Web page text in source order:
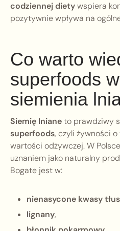
codziennej dietywspiera
pozytywnie wpływa na
Co warto
superfoods
siemienia
Siemię lnianeto prawdziwy
superfoods, czyli żywności
wartości odżywczej. W
uznaniem jako naturalny
Bogate jest w:
nienasycone kwasy
lignany,